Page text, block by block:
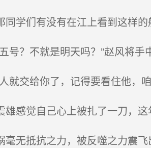
学们有没有在江上看到这样的
号？不就是明天吗？”赵风将手
就交给你了，记得要看住他，
感觉自己心上被扎了一刀，这
无抵抗之力，被反噬之力震飞